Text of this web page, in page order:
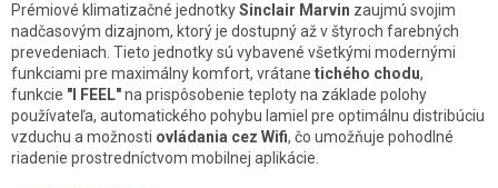
Prémiové klimatizačné jednotkySinclair Marvin zaujmú svojim
nadčasovým dizajnom, ktorý je dostupný až v štyroch farebných
prevedeniach. Tieto jednotky sú vybavené všetkými modernými
funkciami pre maximálny komfort, vrátane tichého chodu,
funkcie "I FEEL"na prispôsobenie teploty na základe polohy
používateľa, automatického pohybu lamiel pre optimálnu distribúciu
vzduchu a možnosti ovládania cez Wifi, čo umožňuje pohodlné
riadenie prostredníctvom mobilnej aplikácie.